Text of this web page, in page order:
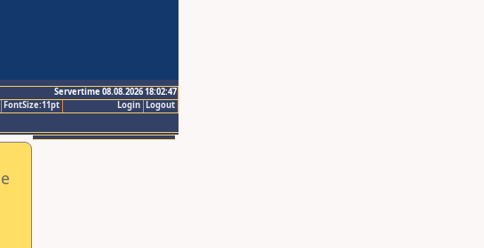
Servertime 08.08.2026 18:02:47
Logout
Login
FontSize:11pt